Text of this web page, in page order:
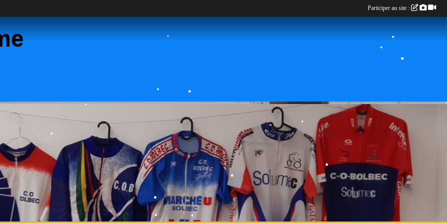
Participer au site :
•
•
•
•
•